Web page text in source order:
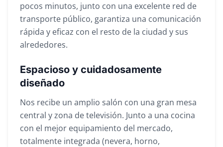
pocos minutos, junto con una excelente red de
transporte público, garantiza una comunicación
rápida y eficaz con el resto de la ciudad y sus
alrededores.
Espacioso y cuidadosamente
diseñado
Nos recibe un amplio salón con una gran mesa
central y zona de televisión. Junto a una cocina
con el mejor equipamiento del mercado,
totalmente integrada (nevera, horno,